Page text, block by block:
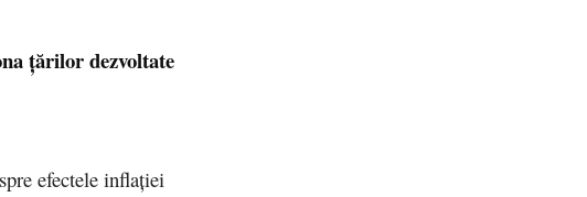
țărilor dezvoltate
efectele inflaţiei